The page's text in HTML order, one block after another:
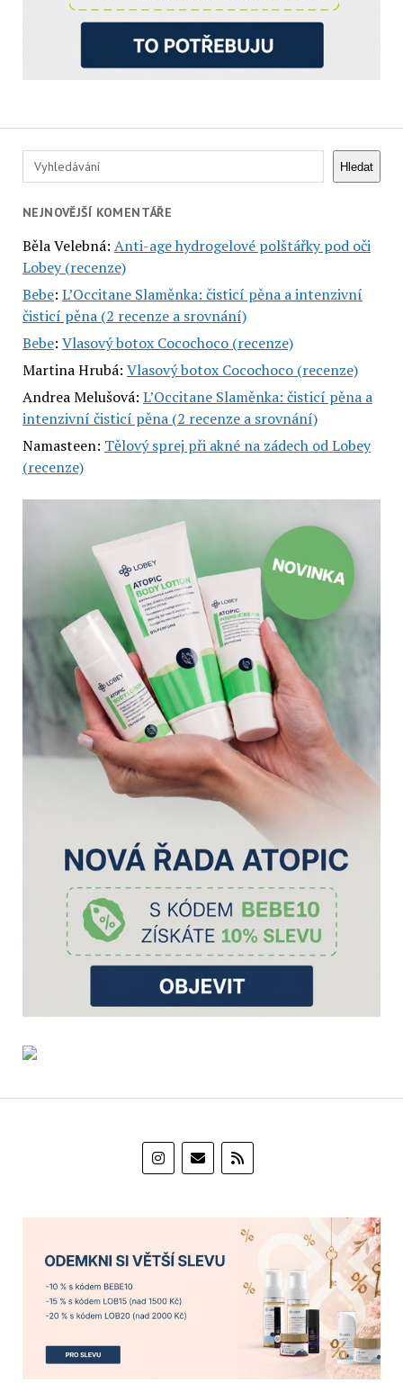
Hledat Hledat
NEJNOVĚJŠÍ KOMENTÁŘE
Běla Velebná: Anti-age hydrogelové polštářky pod oči
Lobey (recenze)
Bebe: L’Occitane Slaměnka: čisticí pěna a intenzivní
čisticí pěna (2 recenze a srovnání)
Bebe: Vlasový botox Cocochoco (recenze)
Martina Hrubá: Vlasový botox Cocochoco (recenze)
Andrea Melušová: L’Occitane Slaměnka: čisticí pěna a
intenzivní čisticí pěna (2 recenze a srovnání)
Namasteen: Tělový sprej při akné na zádech od Lobey
(recenze)